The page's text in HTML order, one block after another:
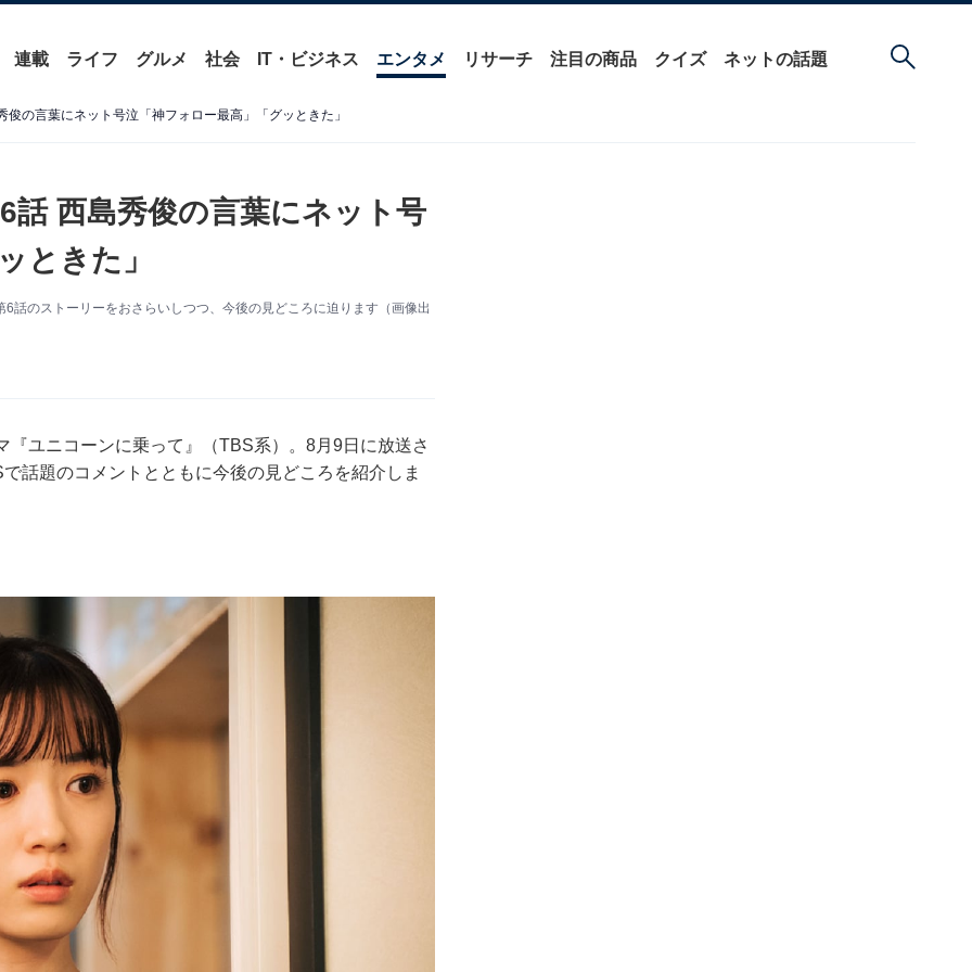
連載 ライフ グルメ 社会 IT・ビジネス エンタメ リサーチ 注目の商品 クイズ ネットの話題
の言葉にネット号泣「神フォロー最高」「グッときた」
話 西島秀俊の言葉にネット号
ときた」
話のストーリーをおさらいしつつ、今後の見どころに迫ります（画像出
ユニコーンに乗って』（TBS系）。8月9日に放送さ
話題のコメントとともに今後の見どころを紹介しま